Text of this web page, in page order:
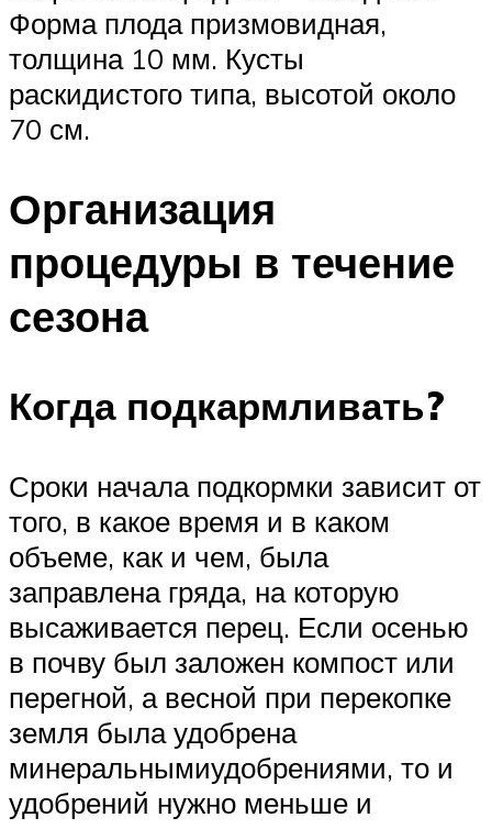
Форма плода призмовидная,
толщина 10 мм. Кусты
раскидистого типа, высотой около
70 см.
Организация
процедуры в течение
сезона
Когда подкармливать?
Сроки начала подкормки зависит от
того, в какое время и в каком
объеме, как и чем, была
заправлена гряда, на которую
высаживается перец. Если осенью
в почву был заложен компост или
перегной, а весной при перекопке
земля была удобрена
минеральнымиудобрениями, то и
удобрений нужно меньше и